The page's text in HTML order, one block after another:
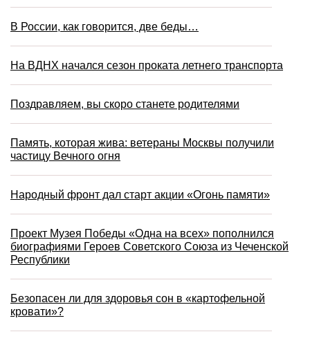
В России, как говорится, две беды…
На ВДНХ начался сезон проката летнего транспорта
Поздравляем, вы скоро станете родителями
Память, которая жива: ветераны Москвы получили
частицу Вечного огня
Народный фронт дал старт акции «Огонь памяти»
Проект Музея Победы «Одна на всех» пополнился
биографиями Героев Советского Союза из Чеченской
Республики
Безопасен ли для здоровья сон в «картофельной
кровати»?